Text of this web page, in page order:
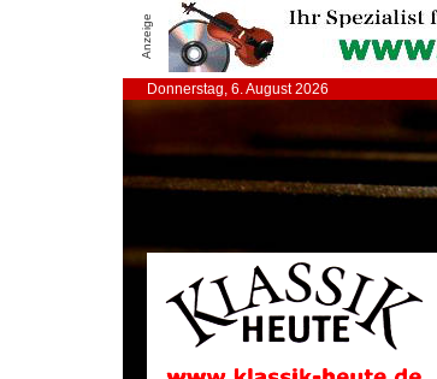
Anzeige
Donnerstag, 6. August 2026